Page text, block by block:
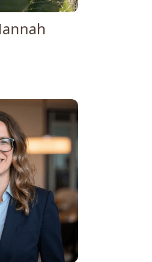
Erfahrung im
in
in der
ist
Gründerin und
von Wildfire
global tätigen
den Aufbau